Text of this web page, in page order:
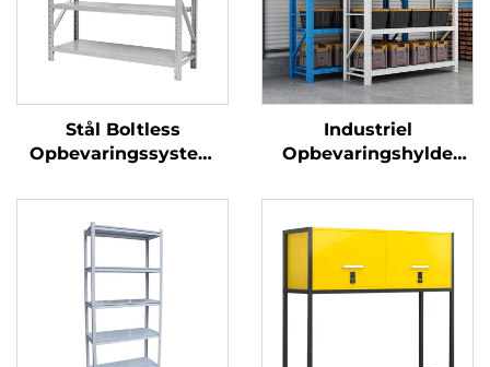
Stål Boltless
Opbevaringssystem
Mellemtynde
Metalhylde til Lager
og Garage
Industriel
Opbevaringshylde
Metal Stål Hyldestativ
Garage Hylde
Justerbart Metal
Hyldeenhed til
Værksted